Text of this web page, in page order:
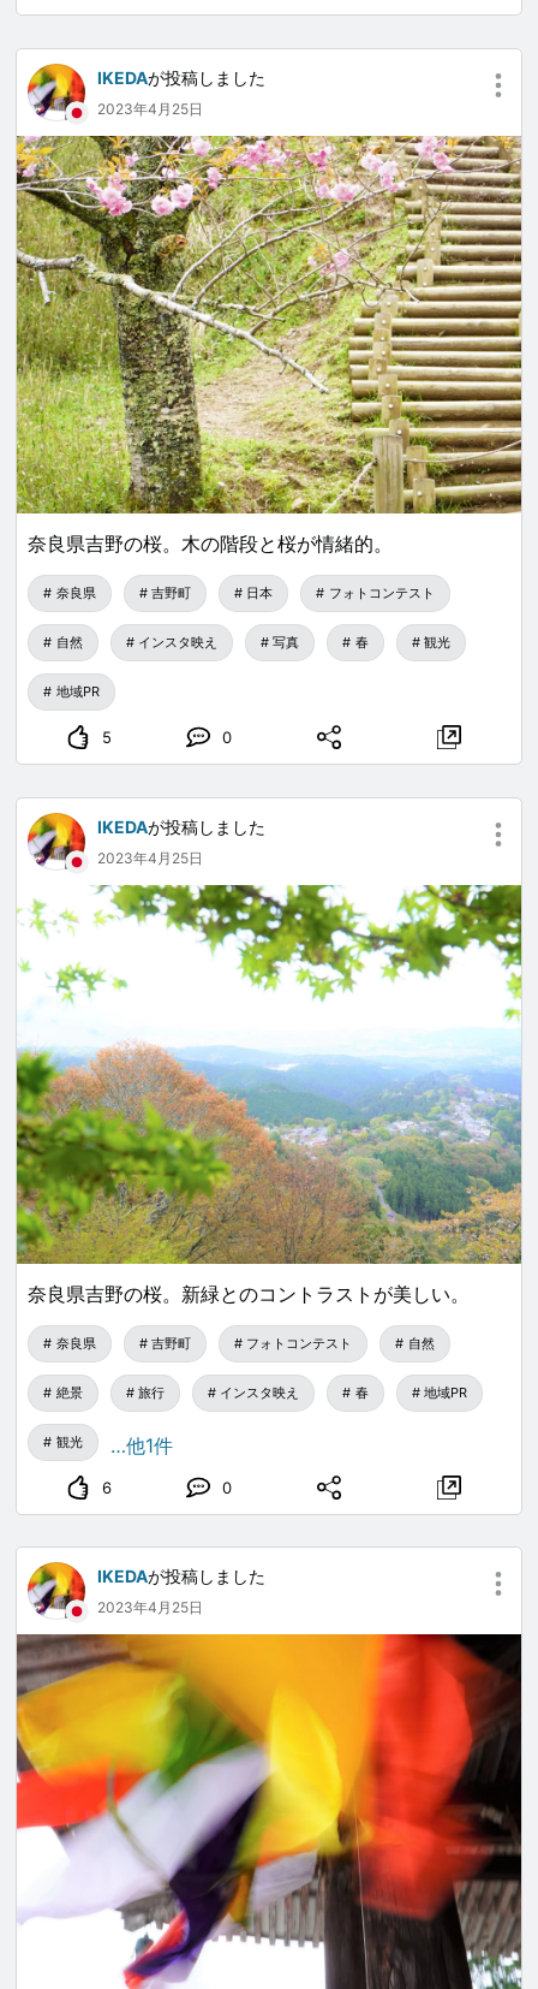
IKEDAが投稿しました
2023年4月25日
奈良県吉野の桜。木の階段と桜が情緒的。
奈良県 吉野町 日本 フォトコンテスト
自然 インスタ映え 写真 春 観光
地域PR
5 0
IKEDAが投稿しました
2023年4月25日
奈良県吉野の桜。新緑とのコントラストが美しい。
奈良県 吉野町 フォトコンテスト 自然
絶景 旅行 インスタ映え 春 地域PR
観光 …他1件
6 0
IKEDAが投稿しました
2023年4月25日